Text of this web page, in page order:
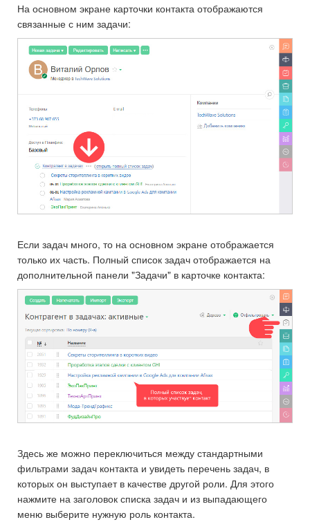
На основном экране карточки контакта отображаются
связанные с ним задачи:
Если задач много, то на основном экране отображается
только их часть. Полный список задач отображается на
дополнительной панели "Задачи" в карточке контакта:
Здесь же можно переключиться между стандартными
фильтрами задач контакта и увидеть перечень задач, в
которых он выступает в качестве другой роли. Для этого
нажмите на заголовок списка задач и из выпадающего
меню выберите нужную роль контакта.